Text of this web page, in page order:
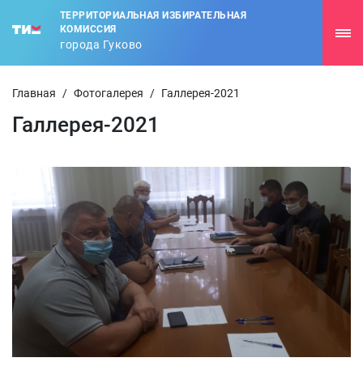
ТЕРРИТОРИАЛЬНАЯ ИЗБИРАТЕЛЬНАЯ
КОМИССИЯ
города Гуково
Главная / Фотогалерея / Галлерея-2021
Галлерея-2021